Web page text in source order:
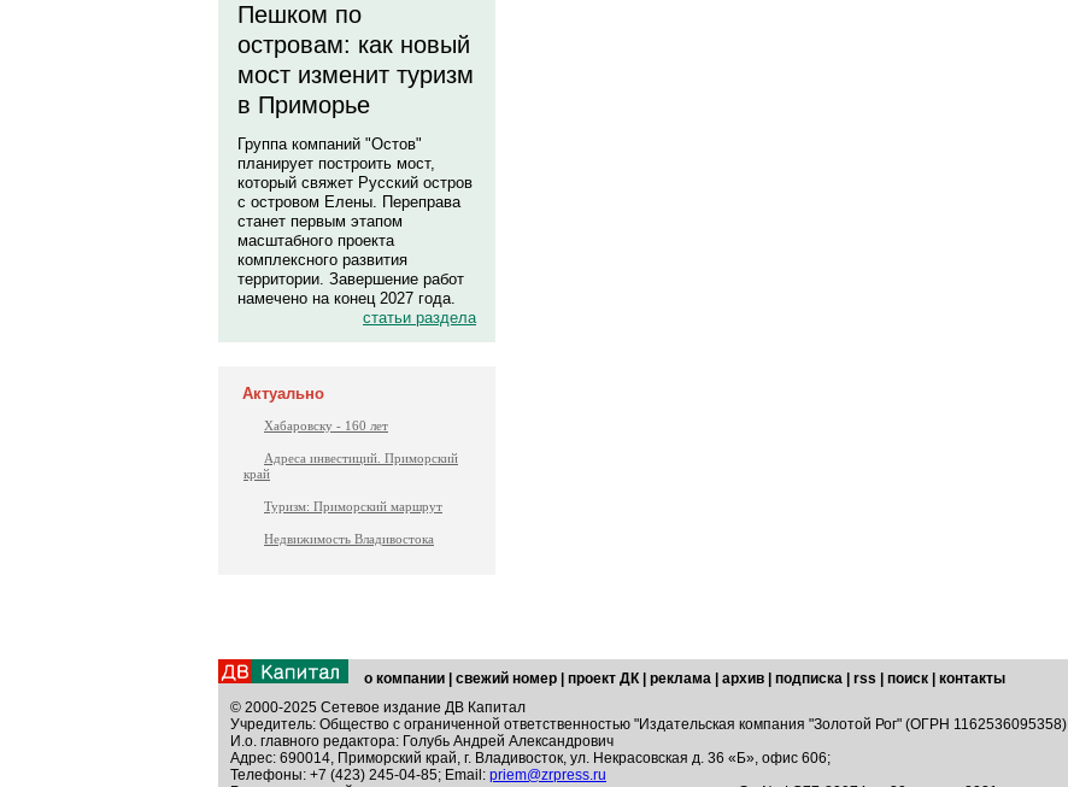
Пешком по
островам: как новый
мост изменит туризм
в Приморье
Группа компаний "Остов"
планирует построить мост,
который свяжет Русский остров
с островом Елены. Переправа
станет первым этапом
масштабного проекта
комплексного развития
территории. Завершение работ
намечено на конец 2027 года.
статьи раздела
Актуально
Хабаровску - 160 лет
Адреса инвестиций. Приморский
край
Туризм: Приморский маршрут
Недвижимость Владивостока
о компании свежий номер проект ДК реклама архив подписка rss поиск
контакты
© 2000-2025 Сетевое издание ДВ Капитал
Учредитель: Общество с ограниченной ответственностью "Издательская компания "Золотой Рог" (ОГРН 1162536095358)
И.о. главного редактора: Голубь Андрей Александрович
Адрес: 690014, Приморский край, г. Владивосток, ул. Некрасовская д. 36 «Б», офис 606;
Телефоны: +7 (423) 245-04-85; Email: priem@zrpress.ru